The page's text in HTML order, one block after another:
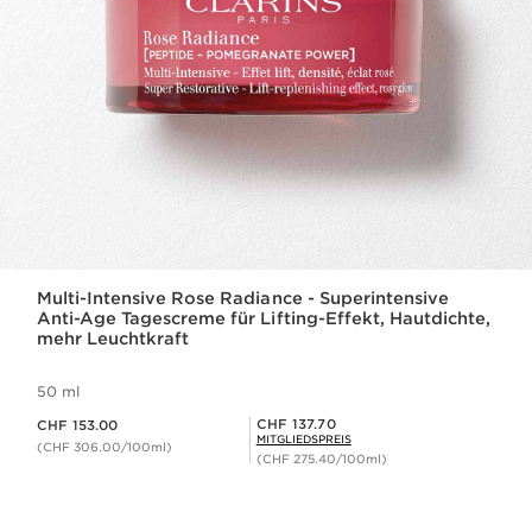
Multi-Intensive Rose Radiance - Superintensive
Anti-Age Tagescreme für Lifting-Effekt, Hautdichte,
mehr Leuchtkraft
50 ml
CHF 153.00
(CHF 306.00/100ml)
Mitgliederpreis CHF 137.70
CHF 137.70
MITGLIEDSPREIS
(CHF 275.40/100ml)